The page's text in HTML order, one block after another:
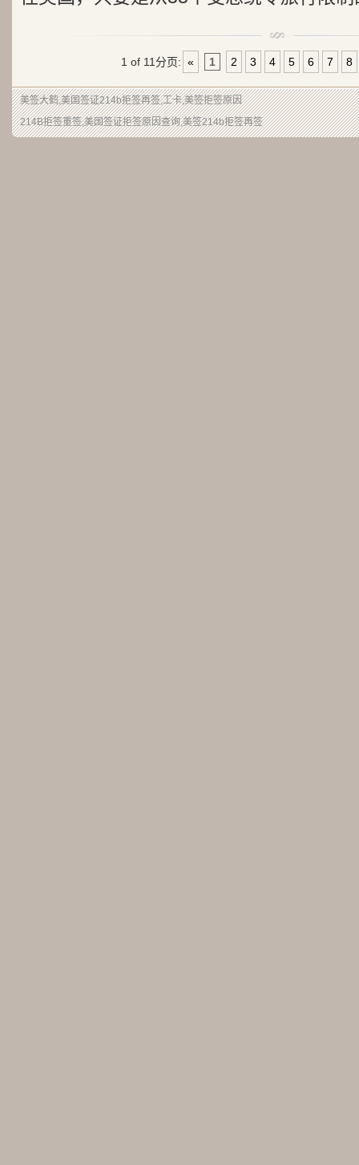
1 of 11分页: « 1 2 3 4 5 6 7 8
美签大鹤,美国签证214b拒签再签,工卡,美签拒签原因
214B拒签重签,美国签证拒签原因查询,美签214b拒签再签